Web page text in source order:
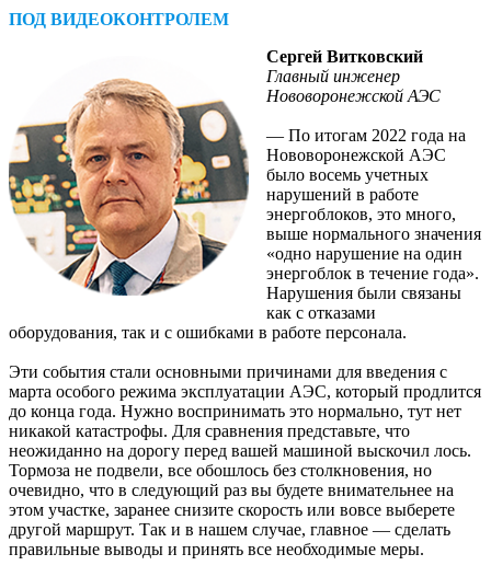
ПОД ВИДЕОКОНТРОЛЕМ
Сергей Витковский
Главный инженер
Нововоронежской АЭС
— По итогам 2022 года на
Нововоронежской АЭС
было восемь учетных
нарушений в работе
энергоблоков, это много,
выше нормального значения
«одно нарушение на один
энергоблок в течение года».
Нарушения были связаны
как с отказами
оборудования, так и с ошибками в работе персонала.
Эти события стали основными причинами для введения с
марта особого режима эксплуатации АЭС, который продлится
до конца года. Нужно воспринимать это нормально, тут нет
никакой катастрофы. Для сравнения представьте, что
неожиданно на дорогу перед вашей машиной выскочил лось.
Тормоза не подвели, все обошлось без столкновения, но
очевидно, что в следующий раз вы будете внимательнее на
этом участке, заранее снизите скорость или вовсе выберете
другой маршрут. Так и в нашем случае, главное — сделать
правильные выводы и принять все необходимые меры.